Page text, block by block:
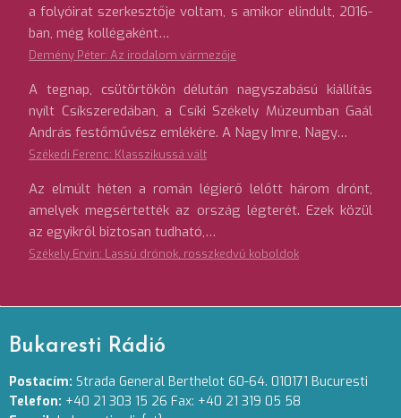
a folyóirat szerkesztője voltam, s amikor elindult, 2016-
ban, még kollégaként…
Demény Péter: Az irodalom vármezője
A tegnap, csütörtökön délután nagyszabású kiállítás
nyílt Csíkszeredában, a Csíki Székely Múzeumban Gaál
András festőművész emlékére. A Nagy Imre, Nagy…
Székedi Ferenc: Klasszikussá vált
Az elmúlt héten a román légierő lelőtt három drónt,
amelyek megsértették az ország légterét. Ezek közül
az egyikről biztosan tudható,…
Székely Ervin: Lassú drónok, rosszkedvű koboldok
Bukaresti Rádió
Postacím: Strada General Berthelot 60-64. 010171 Bucuresti
Telefon: +40 21 303 15 26 Fax: +40 21 319 05 58